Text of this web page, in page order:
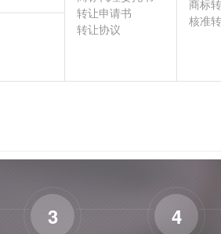
转让申请书
转让协议
商标
核准
3 4